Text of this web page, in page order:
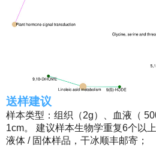
送样建议
样本类型：组织（2g）、血液（
1cm。 建议样本生物学重复6个以上
液体 / 固体样品，干冰顺丰邮寄；